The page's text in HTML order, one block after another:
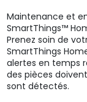
Maintenance et
SmartThings™
Prenez soin de
SmartThings
alertes en temps
des pièces
sont détectés.